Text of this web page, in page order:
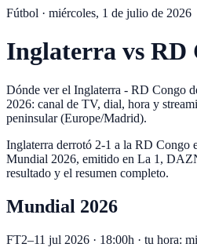
Fútbol · miércoles, 1 de julio de 2026
Inglaterra vs RD
Dónde ver el Inglaterra - RD Congo
2026: canal de TV, dial, hora y
peninsular (Europe/Madrid).
Inglaterra derrotó 2-1 a la RD Congo
Mundial 2026, emitido en La 1,
resultado y el resumen completo.
Mundial 2026
FT2–11 jul 2026 · 18:00h · tu hora: